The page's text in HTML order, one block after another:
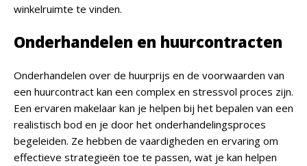
winkelruimte te vinden.
Onderhandelen en huurcontracten
Onderhandelen over de huurprijs en de voorwaarden van
een huurcontract kan een complex en stressvol proces zijn.
Een ervaren makelaar kan je helpen bij het bepalen van een
realistisch bod en je door het onderhandelingsproces
begeleiden. Ze hebben de vaardigheden en ervaring om
effectieve strategieën toe te passen, wat je kan helpen